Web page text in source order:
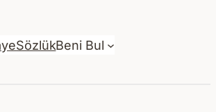
SözlükBeni Bul